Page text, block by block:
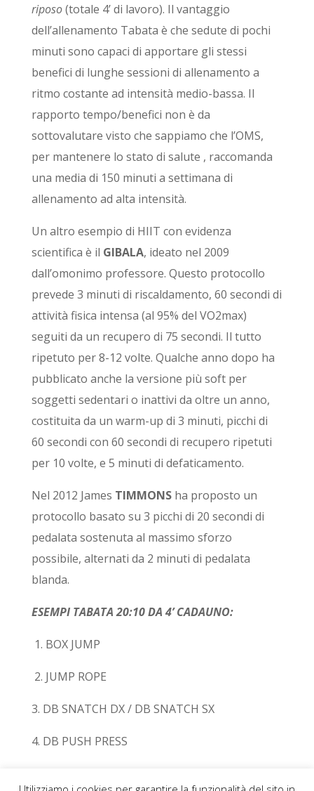
riposo(totale 4’ di lavoro). Il vantaggio
dell’allenamento Tabata è che sedute di pochi
minuti sono capaci di apportare gli stessi
benefici di lunghe sessioni di allenamento a
ritmo costante ad intensità medio-bassa. Il
rapporto tempo/benefici non è da
sottovalutare visto che sappiamo che l’OMS,
per mantenere lo stato di salute , raccomanda
una media di 150 minuti a settimana di
allenamento ad alta intensità.
Un altro esempio di HIIT con evidenza
scientifica è il GIBALA, ideato nel 2009
dall’omonimo professore. Questo protocollo
prevede 3 minuti di riscaldamento, 60 secondi di
attività fisica intensa (al 95% del VO2max)
seguiti da un recupero di 75 secondi. Il tutto
ripetuto per 8-12 volte. Qualche anno dopo ha
pubblicato anche la versione più soft per
soggetti sedentari o inattivi da oltre un anno,
costituita da un warm-up di 3 minuti, picchi di
60 secondi con 60 secondi di recupero ripetuti
per 10 volte, e 5 minuti di defaticamento.
Nel 2012 James TIMMONSha proposto un
protocollo basato su 3 picchi di 20 secondi di
pedalata sostenuta al massimo sforzo
possibile, alternati da 2 minuti di pedalata
blanda.
ESEMPI TABATA 20:10 DA 4’ CADAUNO:
1. BOX JUMP
2. JUMP ROPE
3. DB SNATCH DX / DB SNATCH SX
4. DB PUSH PRESS